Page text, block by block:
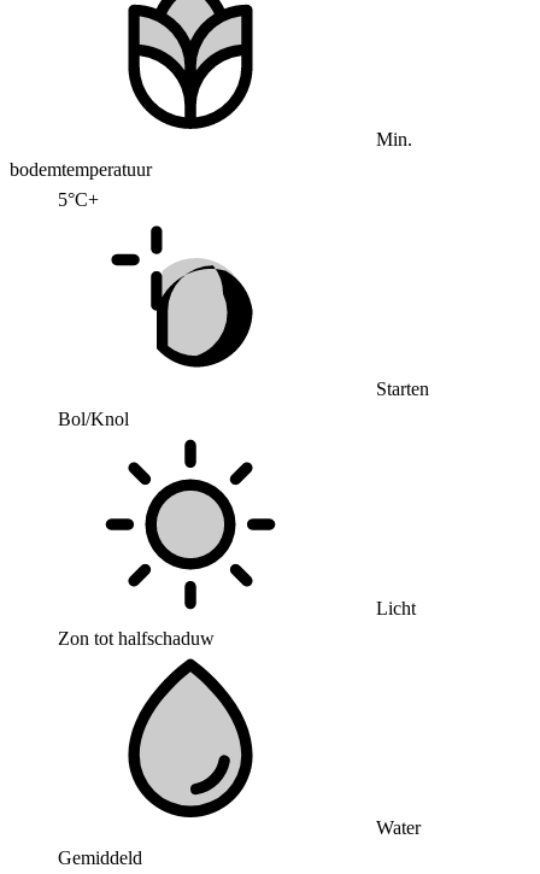
Min.
bodemtemperatuur
5°C+
Starten
Bol/Knol
Licht
Zon tot halfschaduw
Water
Gemiddeld